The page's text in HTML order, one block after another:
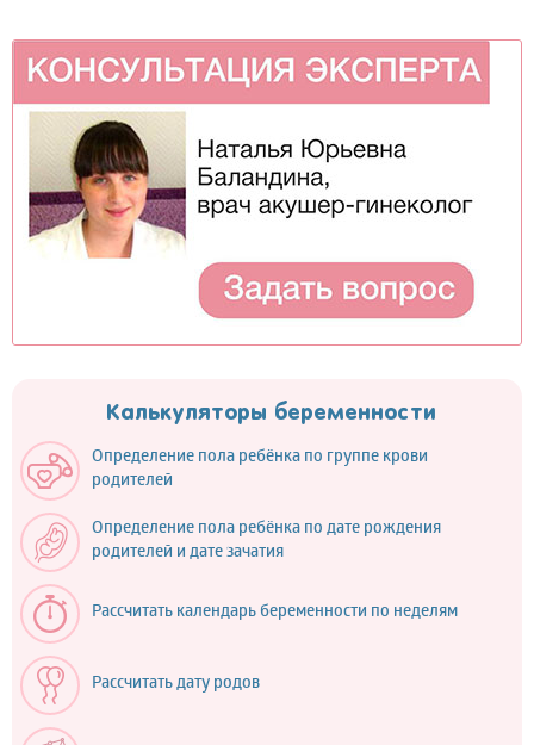
Калькуляторы беременности
Определение пола ребёнка по группе крови
родителей
Определение пола ребёнка по дате рождения
родителей и дате зачатия
Рассчитать календарь беременности по неделям
Рассчитать дату родов